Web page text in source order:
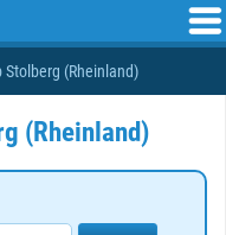
Stolberg (Rheinland)
(Rheinland)